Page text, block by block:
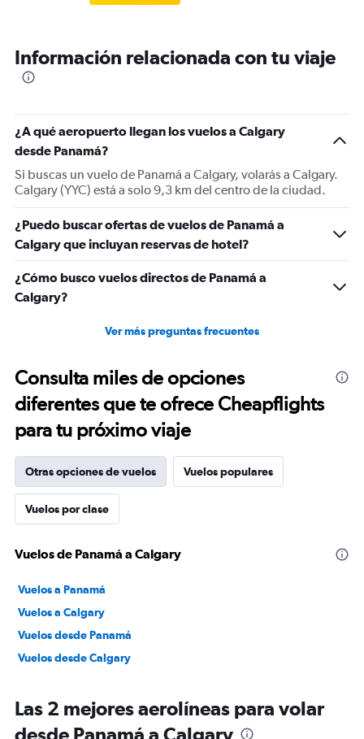
Información relacionada con tu viaje
¿A qué aeropuerto llegan los vuelos a Calgary
desde Panamá?
Si buscas un vuelo de Panamá a Calgary, volarás a Calgary.
Calgary (YYC) está a solo 9,3 km del centro de la ciudad.
¿Puedo buscar ofertas de vuelos de Panamá a
Calgary que incluyan reservas de hotel?
¿Cómo busco vuelos directos de Panamá a
Calgary?
Ver más preguntas frecuentes
Consulta miles de opciones
diferentes que te ofrece Cheapflights
para tu próximo viaje
Otras opciones de vuelos Vuelos populares
Vuelos por clase
Vuelos de Panamá a Calgary
Vuelos a Panamá
Vuelos a Calgary
Vuelos desde Panamá
Vuelos desde Calgary
Las 2 mejores aerolíneas para volar
desde Panamá a Calgary